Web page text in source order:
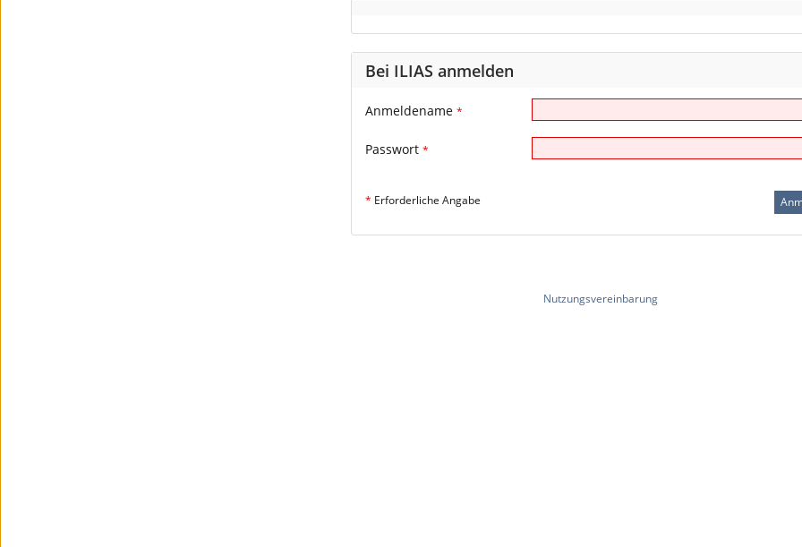
Bei ILIAS anmelden
Anmeldename *
Passwort *
* Erforderliche Angabe
Nutzungsvereinbarung